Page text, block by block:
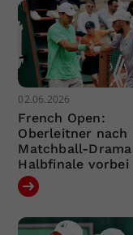
02.06.2026
French Open:
Oberleitner nach
Matchball-
Halbfinale vorbei